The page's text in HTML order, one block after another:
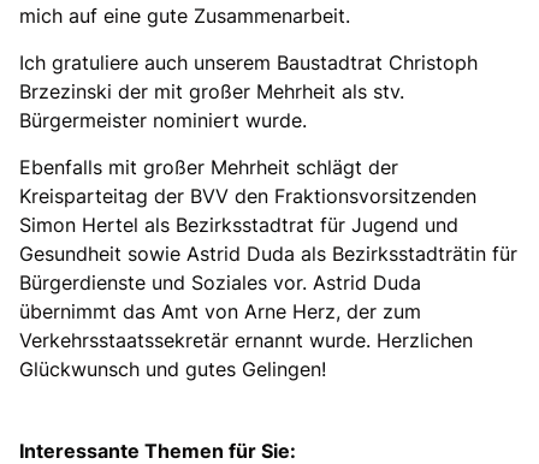
mich auf eine gute Zusammenarbeit.
Ich gratuliere auch unserem Baustadtrat Christoph
Brzezinski der mit großer Mehrheit als stv.
Bürgermeister nominiert wurde.
Ebenfalls mit großer Mehrheit schlägt der
Kreisparteitag der BVV den Fraktionsvorsitzenden
Simon Hertel als Bezirksstadtrat für Jugend und
Gesundheit sowie Astrid Duda als Bezirksstadträtin für
Bürgerdienste und Soziales vor. Astrid Duda
übernimmt das Amt von Arne Herz, der zum
Verkehrsstaatssekretär ernannt wurde. Herzlichen
Glückwunsch und gutes Gelingen!
Interessante Themen für Sie: